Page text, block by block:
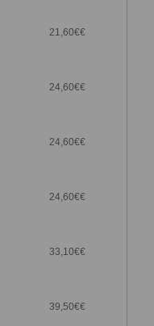
21,60€€
24,60€€
24,60€€
24,60€€
33,10€€
39,50€€